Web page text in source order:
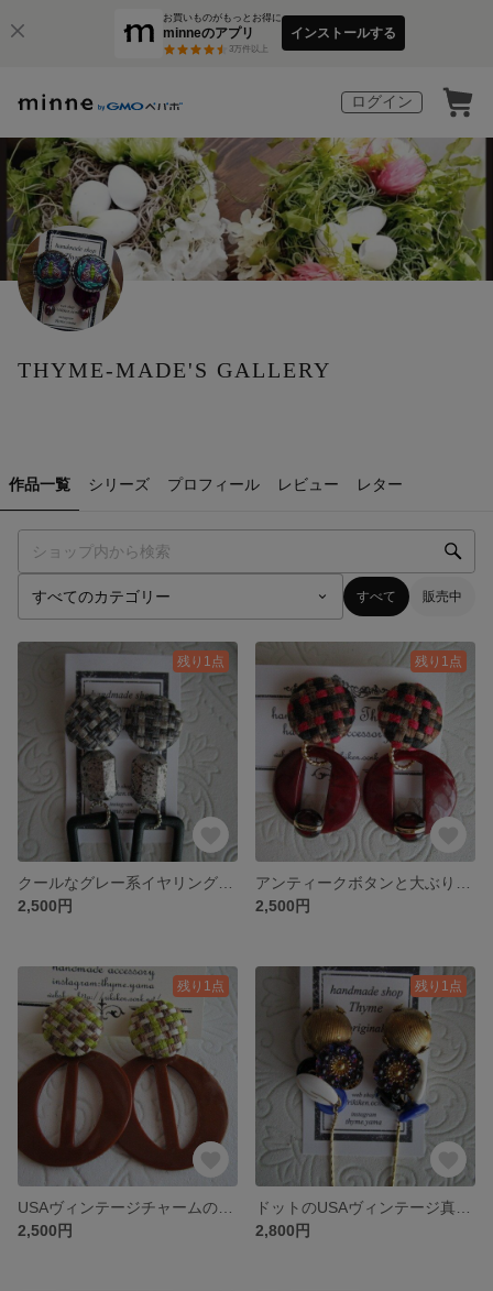
お買いものがもっとお得に
minneのアプリ
3万件以上
インストールする
ログイン
THYME-MADE'S GALLERY
作品一覧 シリーズ プロフィール レビュー レター
すべて 販売中
残り1点
2,500円
残り1点
2,500円
残り1点
2,500円
残り1点
2,800円